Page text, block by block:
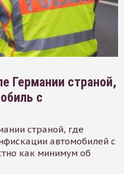
Германии страной,
с
страной, где
автомобилей с
как минимум об